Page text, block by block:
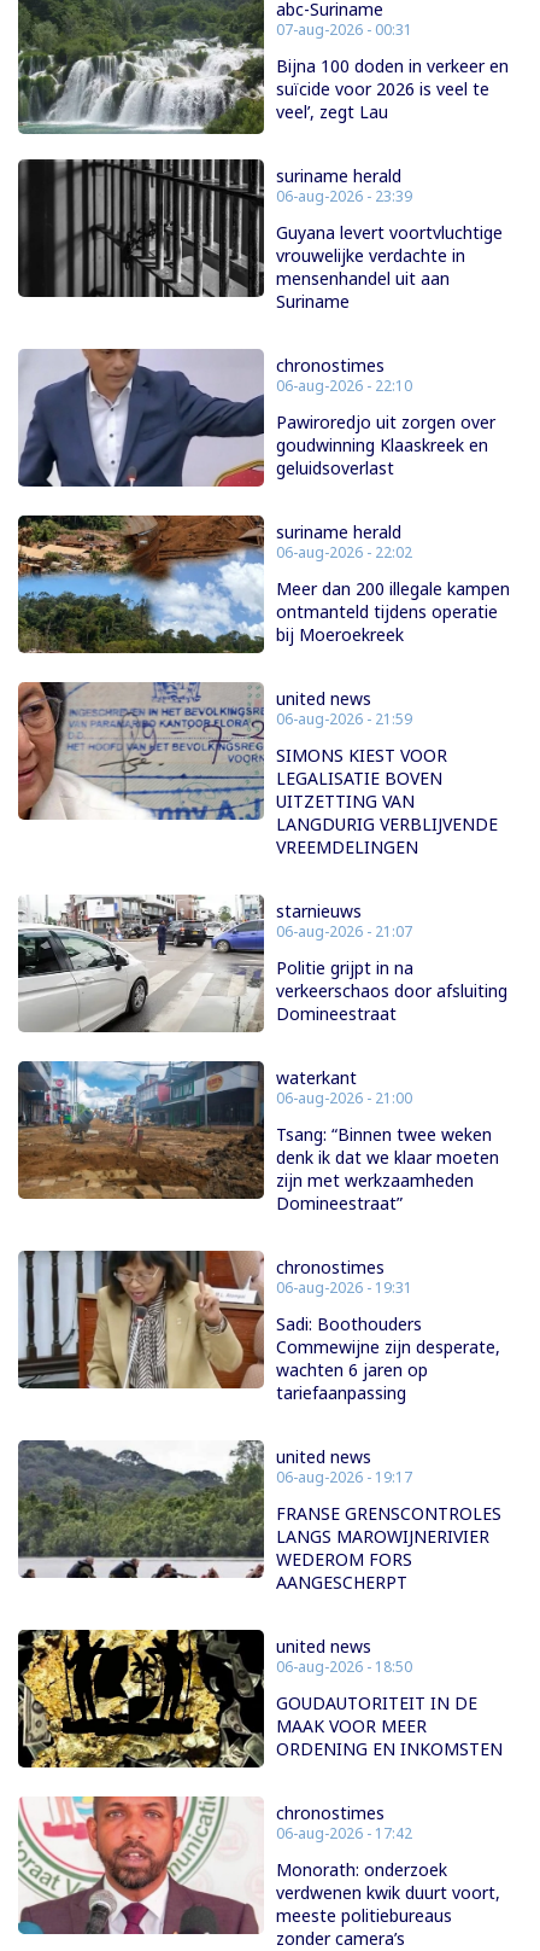
abc-Suriname
07-aug-2026 - 00:31
Bijna 100 doden in verkeer en
suïcide voor 2026 is veel te
veel’, zegt Lau
suriname herald
06-aug-2026 - 23:39
Guyana levert voortvluchtige
vrouwelijke verdachte in
mensenhandel uit aan
Suriname
chronostimes
06-aug-2026 - 22:10
Pawiroredjo uit zorgen over
goudwinning Klaaskreek en
geluidsoverlast
suriname herald
06-aug-2026 - 22:02
Meer dan 200 illegale kampen
ontmanteld tijdens operatie
bij Moeroekreek
united news
06-aug-2026 - 21:59
SIMONS KIEST VOOR
LEGALISATIE BOVEN
UITZETTING VAN
LANGDURIG VERBLIJVENDE
VREEMDELINGEN
starnieuws
06-aug-2026 - 21:07
Politie grijpt in na
verkeerschaos door afsluiting
Domineestraat
waterkant
06-aug-2026 - 21:00
Tsang: “Binnen twee weken
denk ik dat we klaar moeten
zijn met werkzaamheden
Domineestraat”
chronostimes
06-aug-2026 - 19:31
Sadi: Boothouders
Commewijne zijn desperate,
wachten 6 jaren op
tariefaanpassing
united news
06-aug-2026 - 19:17
FRANSE GRENSCONTROLES
LANGS MAROWIJNERIVIER
WEDEROM FORS
AANGESCHERPT
united news
06-aug-2026 - 18:50
GOUDAUTORITEIT IN DE
MAAK VOOR MEER
ORDENING EN INKOMSTEN
chronostimes
06-aug-2026 - 17:42
Monorath: onderzoek
verdwenen kwik duurt voort,
meeste politiebureaus
zonder camera’s